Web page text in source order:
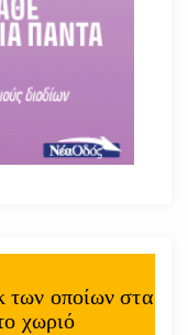
των οποίων στα
χωριό